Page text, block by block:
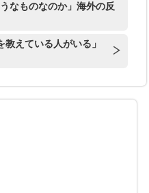
なものなのか」海外の反
教えている人がいる」